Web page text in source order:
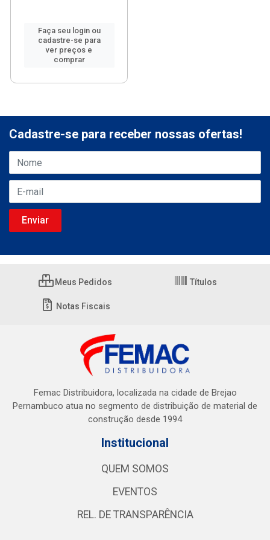
Faça seu login ou
cadastre-se para
ver preços e
comprar
Cadastre-se para receber nossas ofertas!
Meus Pedidos Títulos
Notas Fiscais
Femac Distribuidora, localizada na cidade de Brejao
Pernambuco atua no segmento de distribuição de material de
construção desde 1994
Institucional
QUEM SOMOS
EVENTOS
REL. DE TRANSPARÊNCIA